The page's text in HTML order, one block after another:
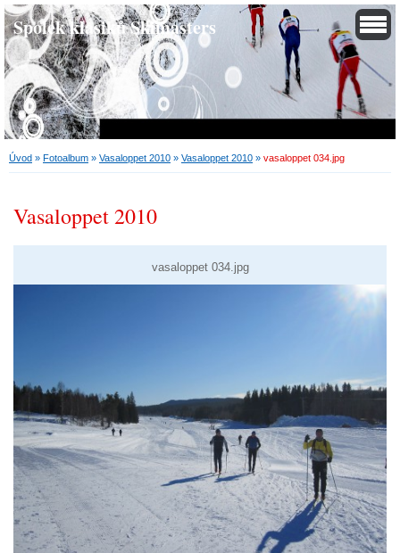
Spolek klasiků Skimasters
Úvod » Fotoalbum » Vasaloppet 2010 » Vasaloppet 2010 » vasaloppet 034.jpg
Vasaloppet 2010
vasaloppet 034.jpg